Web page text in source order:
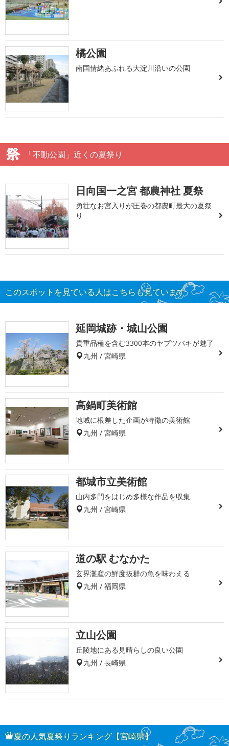
橘公園
南国情緒あふれる大淀川沿いの公園
「不動公園」近くの夏祭り
日向国一之宮 都農神社 夏祭
勇壮なお宮入りが圧巻の都農町最大の夏祭
り
このスポットを見ている人はこちらも見ています
延岡城跡・城山公園
貴重品種を含む3300本のヤブツバキが魅了
九州 / 宮崎県
高鍋町美術館
地域に根差した企画が特徴の美術館
九州 / 宮崎県
都城市立美術館
山内多門をはじめ多様な作品を収集
九州 / 宮崎県
道の駅 むなかた
玄界灘産の鮮度抜群の魚を味わえる
九州 / 福岡県
立山公園
丘陵地にある見晴らしの良い公園
九州 / 長崎県
夏の人気夏祭りランキング【宮崎県】